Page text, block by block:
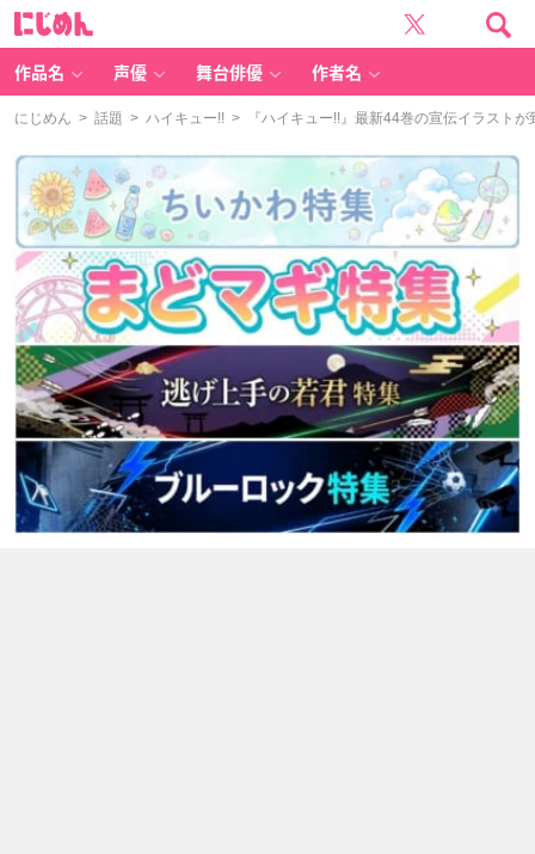
作品名 声優 舞台俳優 作者名
にじめん > 話題 > ハイキュー!! > 『ハイキュー!!』最新44巻の宣伝イラスト